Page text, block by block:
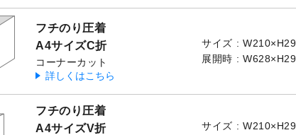
フチのり圧着
A4サイズC折
コーナーカット
詳しくはこちら
サイズ
展開時
フチのり圧着
A4サイズV折
サイズ